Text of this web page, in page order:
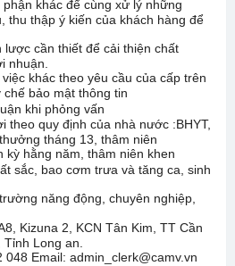
khác để cùng xử lý những
thu thập ý kiến của khách hàng để
lược cần thiết để cải thiện chất
nhuận.
khác theo yêu cầu của cấp trên
bảo mật thông tin
khi phỏng vấn
theo quy định của nhà nước :BHYT,
tháng 13, thâm niên
kỳ hằng năm, thâm niên khen
sắc, bao cơm trưa và tăng ca, sinh
năng động, chuyên nghiệp,
Kizuna 2, KCN Tân Kim, TT Cần
Tỉnh Long an.
048 Email: admin_clerk@camv.vn